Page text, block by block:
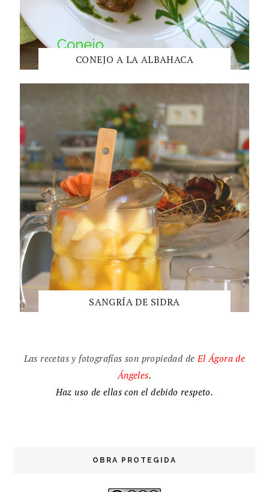
CONEJO A LA ALBAHACA
SANGRÍA DE SIDRA
Las recetas y fotografías son propiedad de ElÁgora de
Ángeles.
Haz uso de ellas con el debido respeto.
OBRA PROTEGIDA